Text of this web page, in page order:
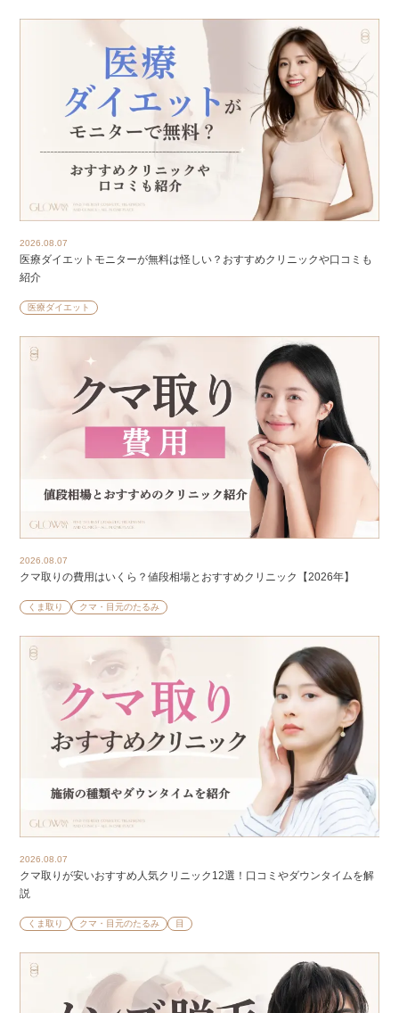
2026.08.07
医療ダイエットモニターが無料は怪しい？おすすめクリニックや口コミも
紹介
医療ダイエット
2026.08.07
クマ取りの費用はいくら？値段相場とおすすめクリニック【2026年】
くま取り クマ・目元のたるみ
2026.08.07
クマ取りが安いおすすめ人気クリニック12選！口コミやダウンタイムを解
説
くま取り クマ・目元のたるみ 目